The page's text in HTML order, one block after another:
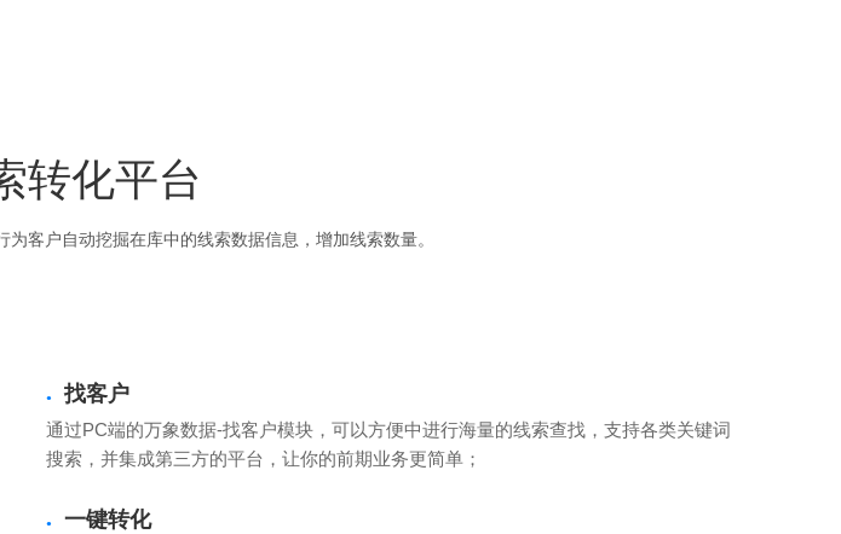
转化平台
客户自动挖掘在库中的线索数据信息，增加线索数量。
● 找客户
通过PC端的万象数据-找客户模块，可以方便中进行海量的线索查找，支持各类关键词
搜索，并集成第三方的平台，让你的前期业务更简单；
● 一键转化